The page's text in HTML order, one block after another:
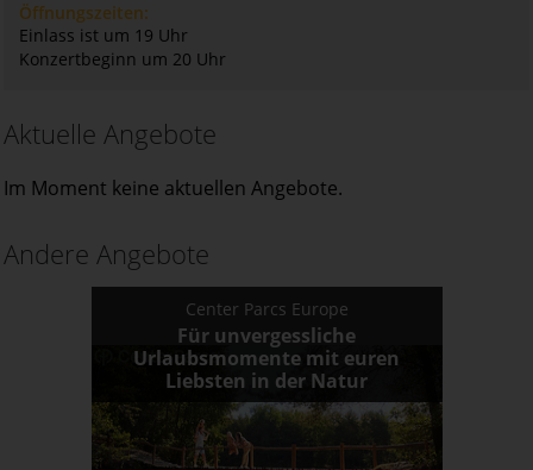
Öffnungszeiten:
Einlass ist um 19 Uhr
Konzertbeginn um 20 Uhr
Aktuelle Angebote
Im Moment keine aktuellen Angebote.
Andere Angebote
Center Parcs Europe
Für unvergessliche
Urlaubsmomente mit euren
Liebsten in der Natur